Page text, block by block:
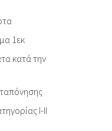
1εκ
κατά την
I-II